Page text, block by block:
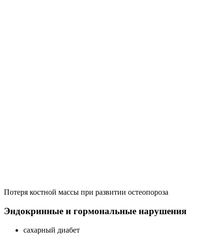
Потеря костной массы при развитии остеопороза
Эндокринные и гормональные нарушения
сахарный диабет